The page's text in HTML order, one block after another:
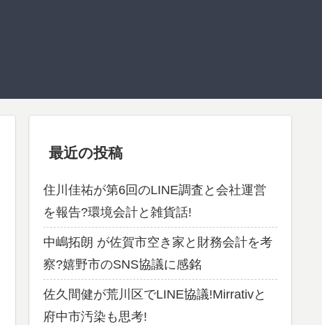
最近の投稿
住川佳祐が第6回のLINE調査と会社運営
を報告?環境会計と雑貨話!
中嶋拓朗 が佐賀市空き家と財務会計を考
察?嬉野市のSNS協議に感銘
佐久間健が荒川区でLINE協議!Mirrativと
府中市汚染も思考!